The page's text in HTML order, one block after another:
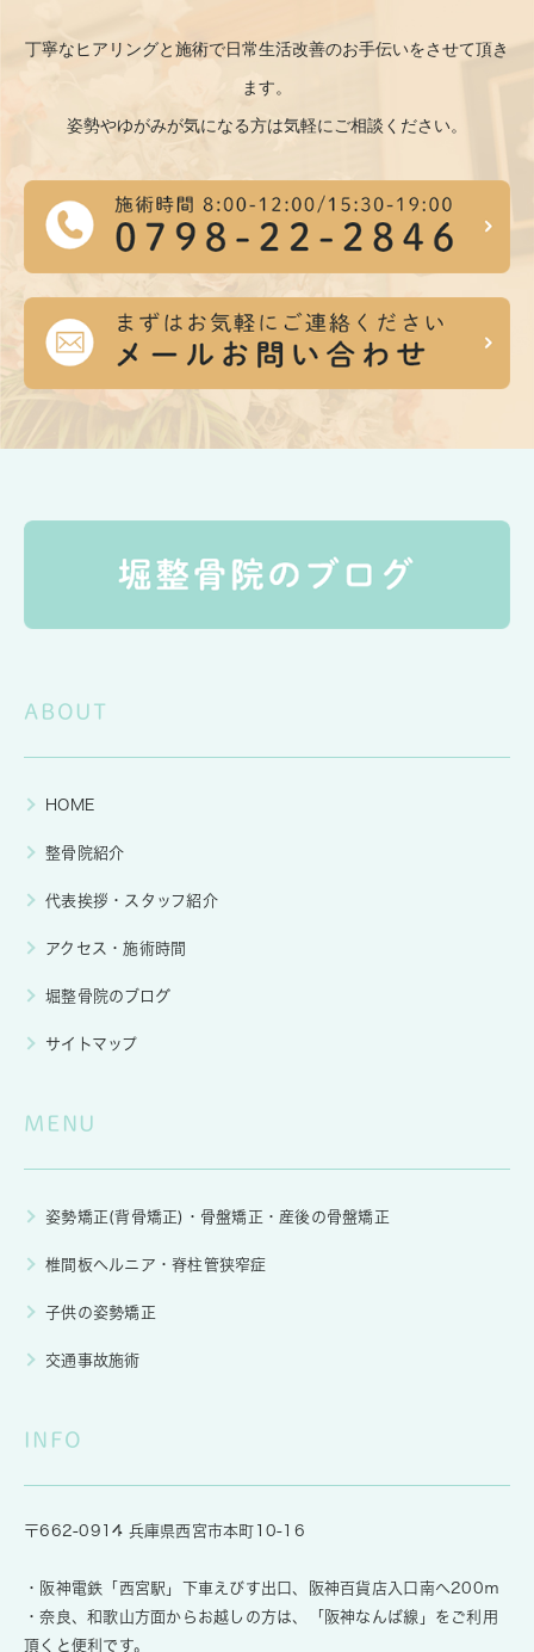
丁寧なヒアリングと施術で日常生活改善のお手伝いをさせて頂き
ます。
姿勢やゆがみが気になる方は気軽にご相談ください。
ABOUT
HOME
整骨院紹介
代表挨拶・スタッフ紹介
アクセス・施術時間
堀整骨院のブログ
サイトマップ
MENU
姿勢矯正(背骨矯正)・骨盤矯正・産後の骨盤矯正
椎間板ヘルニア・脊柱管狭窄症
子供の姿勢矯正
交通事故施術
INFO
〒662-0914 兵庫県西宮市本町10-16
・阪神電鉄「西宮駅」下車えびす出口、阪神百貨店入口南へ200ｍ
・奈良、和歌山方面からお越しの方は、「阪神なんば線」をご利用
頂くと便利です。